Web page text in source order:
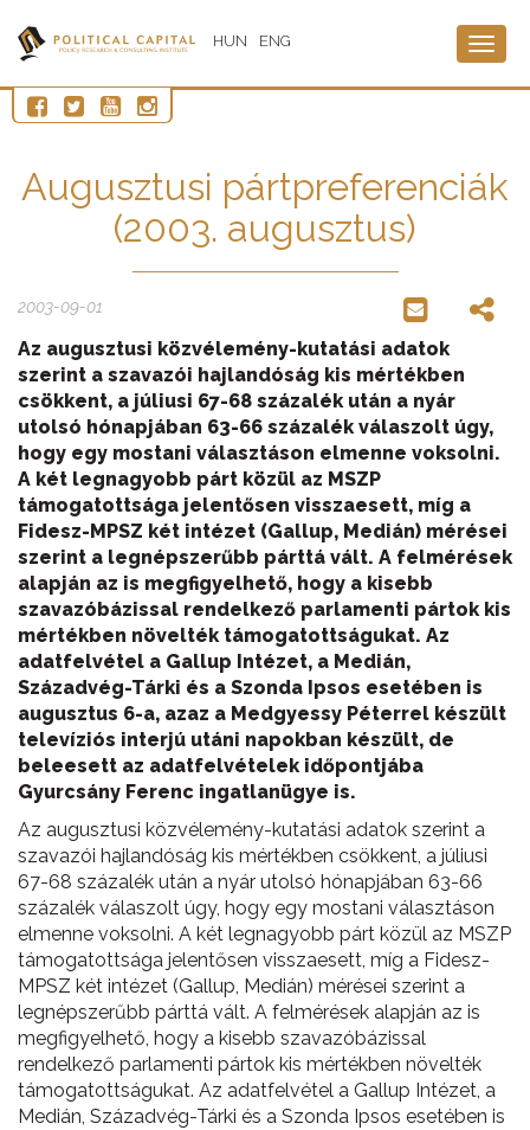
HUN ENG
Augusztusi pártpreferenciák
(2003. augusztus)
2003-09-01
Az augusztusi közvélemény-kutatási adatok
szerint a szavazói hajlandóság kis mértékben
csökkent, a júliusi 67-68 százalék után a nyár
utolsó hónapjában 63-66 százalék válaszolt úgy,
hogy egy mostani választáson elmenne voksolni.
A két legnagyobb párt közül az MSZP
támogatottsága jelentősen visszaesett, míg a
Fidesz-MPSZ két intézet (Gallup, Medián) mérései
szerint a legnépszerűbb párttá vált. A felmérések
alapján az is megfigyelhető, hogy a kisebb
szavazóbázissal rendelkező parlamenti pártok kis
mértékben növelték támogatottságukat. Az
adatfelvétel a Gallup Intézet, a Medián,
Századvég-Tárki és a Szonda Ipsos esetében is
augusztus 6-a, azaz a Medgyessy Péterrel készült
televíziós interjú utáni napokban készült, de
beleesett az adatfelvételek időpontjába
Gyurcsány Ferenc ingatlanügye is.
Az augusztusi közvélemény-kutatási adatok szerint a
szavazói hajlandóság kis mértékben csökkent, a júliusi
67-68 százalék után a nyár utolsó hónapjában 63-66
százalék válaszolt úgy, hogy egy mostani választáson
elmenne voksolni. A két legnagyobb párt közül az MSZP
támogatottsága jelentősen visszaesett, míg a Fidesz-
MPSZ két intézet (Gallup, Medián) mérései szerint a
legnépszerűbb párttá vált. A felmérések alapján az is
megfigyelhető, hogy a kisebb szavazóbázissal
rendelkező parlamenti pártok kis mértékben növelték
támogatottságukat. Az adatfelvétel a Gallup Intézet, a
Medián, Századvég-Tárki és a Szonda Ipsos esetében is